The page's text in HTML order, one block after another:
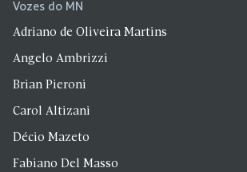
Vozes do MN
Adriano de Oliveira Martins
Angelo Ambrizzi
Brian Pieroni
Carol Altizani
Décio Mazeto
Fabiano Del Masso